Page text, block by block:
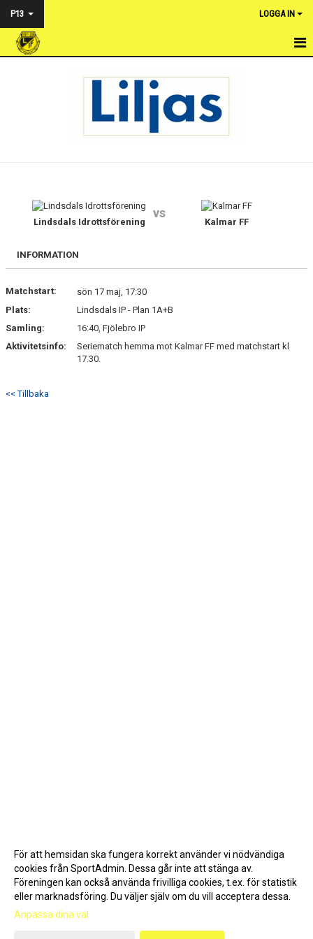
P13 LOGGA IN
BILDGALLERI
DOKUMENT
Lindsdals Idrottsförening
vs
Kalmar FF
INFORMATION
Matchstart:
sön 17 maj, 17:30
Plats:
Lindsdals IP - Plan 1A+B
Samling:
16:40, Fjölebro IP
Aktivitetsinfo:
Seriematch hemma mot Kalmar FF med matchstart kl
17.30.
<< Tillbaka
Gå till Webbversion
För att hemsidan ska fungera korrekt använder vi nödvändiga
cookies från SportAdmin. Dessa går inte att stänga av.
Föreningen kan också använda frivilliga cookies, t.ex. för statistik
eller marknadsföring. Du väljer själv om du vill acceptera dessa.
Anpassa dina val